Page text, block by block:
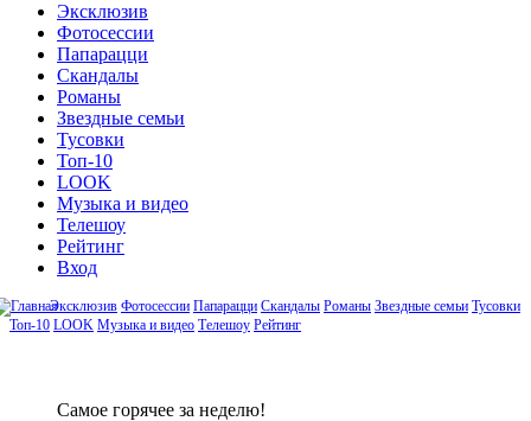
Эксклюзив
Фотосессии
Папарацци
Скандалы
Романы
Звездные семьи
Тусовки
Топ-10
LOOK
Музыка и видео
Телешоу
Рейтинг
Вход
Эксклюзив Фотосессии Папарацци Скандалы Романы Звездные семьи Тусовки
Топ-10 LOOK Музыка и видео Телешоу Рейтинг
Сaмое гoрячее за неделю!